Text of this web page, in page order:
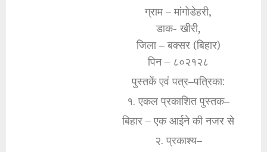
ग्राम – मांगोडेहरी,
डाक- खीरी,
जिला – बक्सर (बिहार)
पिन – ८०२१२८
पुस्तकें एवं पत्र–पत्रिका:
१. एकल प्रकाशित पुस्तक–
बिहार – एक आईने की नजर से
२. प्रकाश्य–